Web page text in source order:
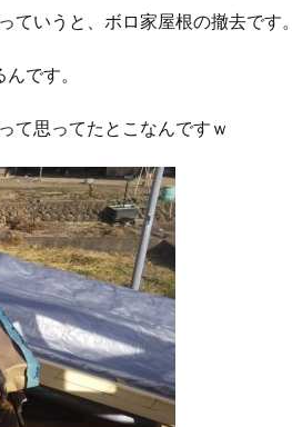
ていうと、ボロ家屋根の撤去です。
です。
て思ってたとこなんですｗ